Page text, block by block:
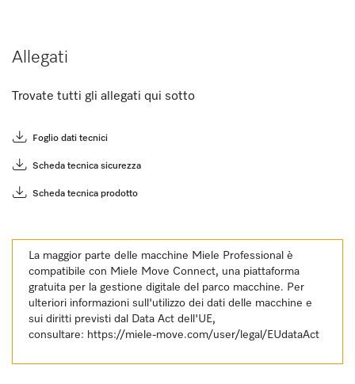
Allegati
Trovate tutti gli allegati qui sotto
Foglio dati tecnici
Scheda tecnica sicurezza
Scheda tecnica prodotto
La maggior parte delle macchine Miele Professional è
compatibile con Miele Move Connect, una piattaforma
gratuita per la gestione digitale del parco macchine. Per
ulteriori informazioni sull'utilizzo dei dati delle macchine e
sui diritti previsti dal Data Act dell'UE,
consultare: https://miele-move.com/user/legal/EUdataAct